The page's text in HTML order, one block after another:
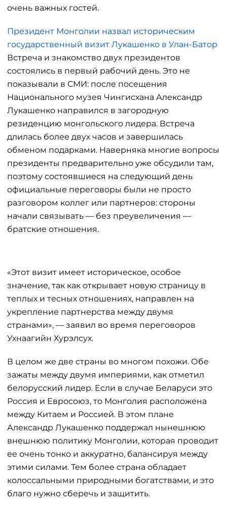
очень важных гостей.
Президент Монголии назвал историческим
государственный визит Лукашенко в Улан-Батор
Встреча и знакомство двух президентов
состоялись в первый рабочий день. Это не
показывали в СМИ: после посещения
Национального музея Чингисхана Александр
Лукашенко направился в загородную
резиденцию монгольского лидера. Встреча
длилась более двух часов и завершилась
обменом подарками. Наверняка многие вопросы
президенты предварительно уже обсудили там,
поэтому состоявшиеся на следующий день
официальные переговоры были не просто
разговором коллег или партнеров: стороны
начали связывать — без преувеличения —
братские отношения.
«Этот визит имеет историческое, особое
значение, так как открывает новую страницу в
теплых и тесных отношениях, направлен на
укрепление партнерства между двумя
странами», — заявил во время переговоров
Ухнаагийн Хурэлсух.
В целом же две страны во многом похожи. Обе
зажаты между двумя империями, как отметил
белорусский лидер. Если в случае Беларуси это
Россия и Евросоюз, то Монголия расположена
между Китаем и Россией. В этом плане
Александр Лукашенко поддержал нынешнюю
внешнюю политику Монголии, которая проводит
ее очень тонко и аккуратно, балансируя между
этими силами. Тем более страна обладает
колоссальными природными богатствами, и это
благо нужно сберечь и защитить.